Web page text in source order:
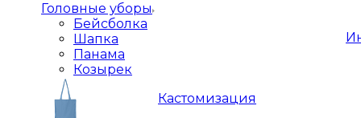
Головные уборы
Бейсболка
Шапка
Панама
Козырек
Кастомизация